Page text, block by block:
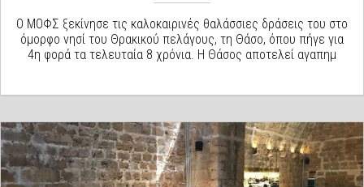
Ο ΜΟΦΣ ξεκίνησε τις καλοκαιρινές θαλάσσιες δράσεις του στο
όμορφο νησί του Θρακικού πελάγους, τη Θάσο, όπου πήγε για
4η φορά τα τελευταία 8 χρόνια. Η Θάσος αποτελεί αγαπημ